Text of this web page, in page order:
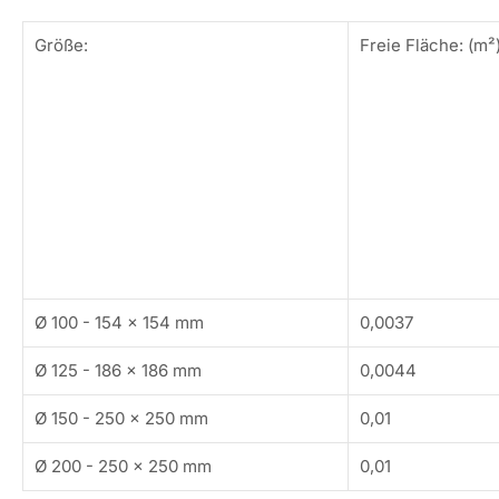
Größe: Freie Fläche:
Ø 100 - 154 x 154 mm 0,0037
Ø 125 - 186 x 186 mm 0,0044
Ø 150 - 250 x 250 mm 0,01
Ø 200 - 250 x 250 mm 0,01